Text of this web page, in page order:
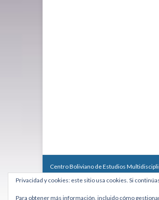
Centro Boliviano de Estudios
Calle Macario Pinilla # 2588 esq. Av.
Teléfono: +591 2431818 - Celular: +591
Privacidad y cookies: este sitio usa cookies. Si
Para obtener más información, incluido cómo